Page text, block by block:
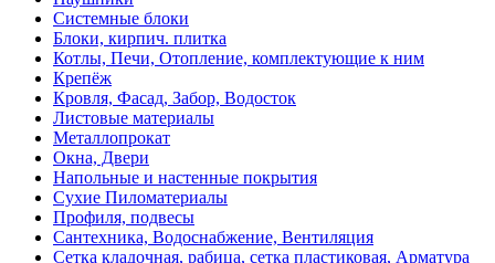
Системные блоки
Блоки, кирпич. плитка
Котлы, Печи, Отопление, комплектующие к ним
Крепёж
Кровля, Фасад, Забор, Водосток
Листовые материалы
Металлопрокат
Окна, Двери
Напольные и настенные покрытия
Сухие Пиломатериалы
Профиля, подвесы
Сантехника, Водоснабжение, Вентиляция
Сетка кладочная, рабица, сетка пластиковая, Арматура